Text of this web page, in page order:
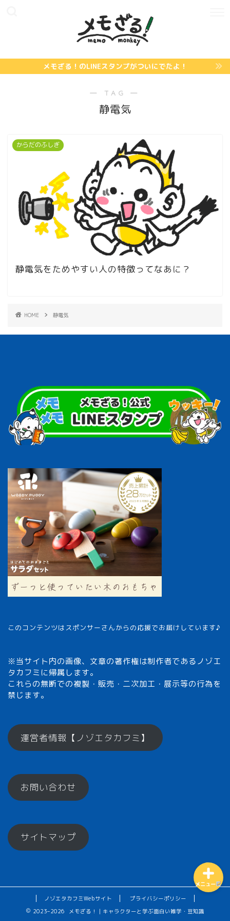
メモざる！のLINEスタンプがついにでたよ！
― TAG ―
静電気
からだのふしぎ
静電気をためやすい人の特徴ってなあに？
HOME 静電気
このコンテンツはスポンサーさんからの応援でお届けしています♪
※当サイト内の画像、文章の著作権は制作者であるノゾエ
タカフミに帰属します。
これらの無断での複製・販売・二次加工・展示等の行為を
禁じます。
運営者情報【ノゾエタカフミ】
お問い合わせ
サイトマップ
ノゾエタカフミWebサイト
プライバシーポリシー
2023–2026 メモざる！｜キャラクターと学ぶ面白い雑学・豆知識
メニュー
メモざるとは？